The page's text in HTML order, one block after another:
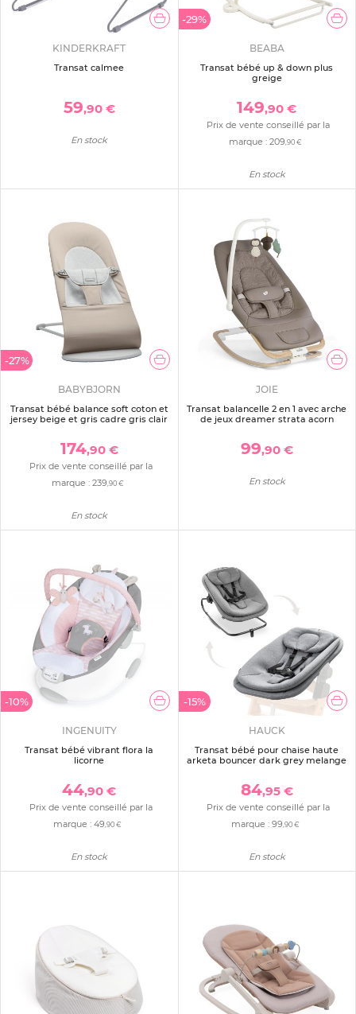
KINDERKRAFT
Transat calmee
59,90 €
En stock
-29%
BEABA
Transat bébé up & down plus
greige
149,90 €
Prix de vente conseillé par la
marque : 209,90 €
En stock
-27%
BABYBJORN
Transat bébé balance soft coton et
jersey beige et gris cadre gris clair
174,90 €
Prix de vente conseillé par la
marque : 239,90 €
En stock
JOIE
Transat balancelle 2 en 1 avec arche
de jeux dreamer strata acorn
99,90 €
En stock
-10%
INGENUITY
Transat bébé vibrant flora la
licorne
44,90 €
Prix de vente conseillé par la
marque :49,90 €
En stock
-15%
HAUCK
Transat bébé pour chaise haute
arketa bouncer dark grey melange
84,95 €
Prix de vente conseillé par la
marque : 99,90 €
En stock